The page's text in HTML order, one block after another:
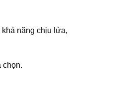
năng chịu lửa,
chọn.